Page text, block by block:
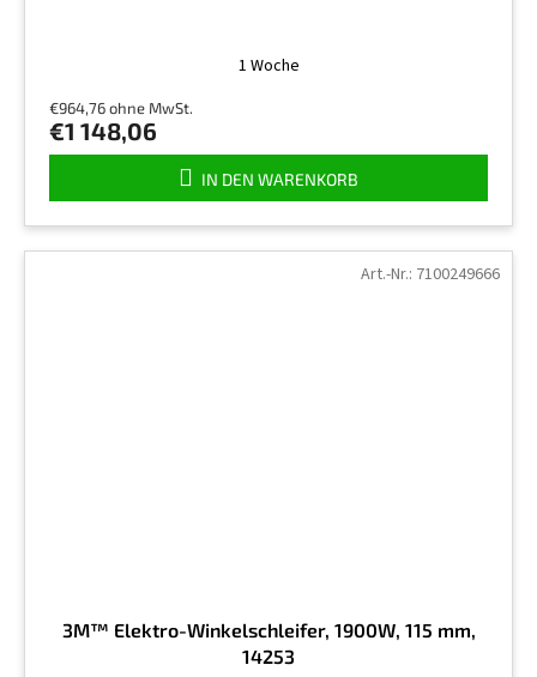
1 Woche
€964,76 ohne MwSt.
€1 148,06
IN DEN WARENKORB
3M™ Elektro-Winkelschleifer, 1900W, 115 mm,
14253
Art.-Nr.: 7100249666